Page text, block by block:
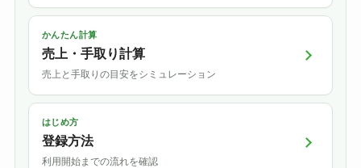
かんたん計算
売上・手取り計算
売上と手取りの目安をシミュレーション
はじめ方
登録方法
利用開始までの流れを確認